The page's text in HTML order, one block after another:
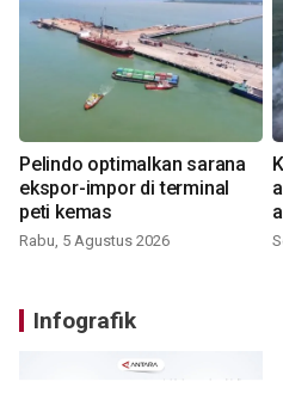
Pelindo optimalkan sarana
ekspor-impor di terminal
peti kemas
Rabu, 5 Agustus 2026
Infografik